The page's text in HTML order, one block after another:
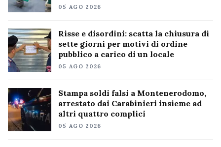
05 AGO 2026
Risse e disordini: scatta la chiusura di
sette giorni per motivi di ordine
pubblico a carico di un locale
05 AGO 2026
Stampa soldi falsi a Montenerodomo,
arrestato dai Carabinieri insieme ad
altri quattro complici
05 AGO 2026